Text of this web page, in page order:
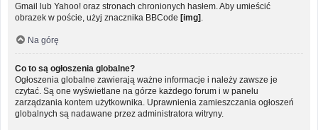
Gmail lub Yahoo! oraz stronach chronionych hasłem. Aby umieścić
obrazek w poście, użyj znacznika BBCode [img]
Na górę
Co to są ogłoszenia globalne?
Ogłoszenia globalne zawierają ważne informacje i należy zawsze je
czytać. Są one wyświetlane na górze każdego forum i w panelu
zarządzania kontem użytkownika. Uprawnienia zamieszczania ogłoszeń
globalnych są nadawane przez administratora witryny.